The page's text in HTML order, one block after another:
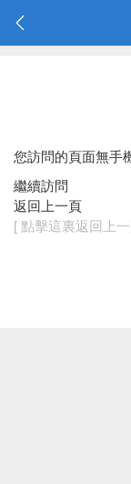
您訪問的頁面無手
繼續訪問
返回上一頁
[ 點擊這裏返回上